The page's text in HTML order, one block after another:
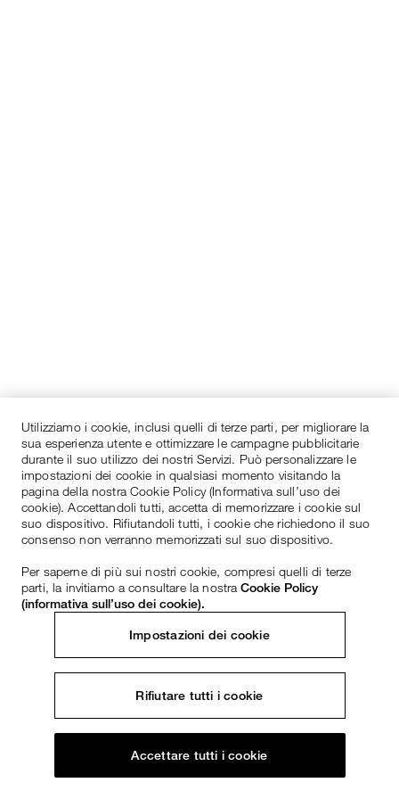
Utilizziamo i cookie, inclusi quelli di terze parti, per migliorare la
sua esperienza utente e ottimizzare le campagne pubblicitarie
durante il suo utilizzo dei nostri Servizi. Può personalizzare le
impostazioni dei cookie in qualsiasi momento visitando la
pagina della nostra Cookie Policy (Informativa sull’uso dei
cookie). Accettandoli tutti, accetta di memorizzare i cookie sul
suo dispositivo. Rifiutandoli tutti, i cookie che richiedono il suo
consenso non verranno memorizzati sul suo dispositivo.
Per saperne di più sui nostri cookie, compresi quelli di terze
parti, la invitiamo a consultare la nostraCookie Policy
(informativa sull’uso dei cookie).
Impostazioni dei cookie
Rifiutare tutti i cookie
Accettare tutti i cookie